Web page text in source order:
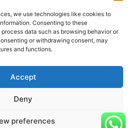
we use technologies like cookies to
Consenting to these
data such as browsing behavior or
or withdrawing consent, may
and functions.
Accept
Deny
preferences
iptv - Thème WordPress